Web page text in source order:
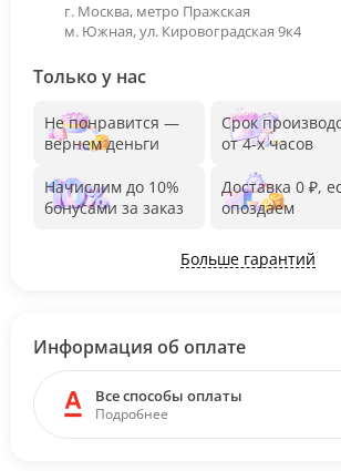
г. Москва, метро Пражская
м. Южная, ул. Кировоградская 9к4
Только у нас
Не понравится —
вернем деньги
Начислим до 10%
бонусами за заказ
Срок
от 4-х часов
Доставка 0 ₽,
опоздаем
Больше гарантий
Информация об оплате
Все способы оплаты
Подробнее